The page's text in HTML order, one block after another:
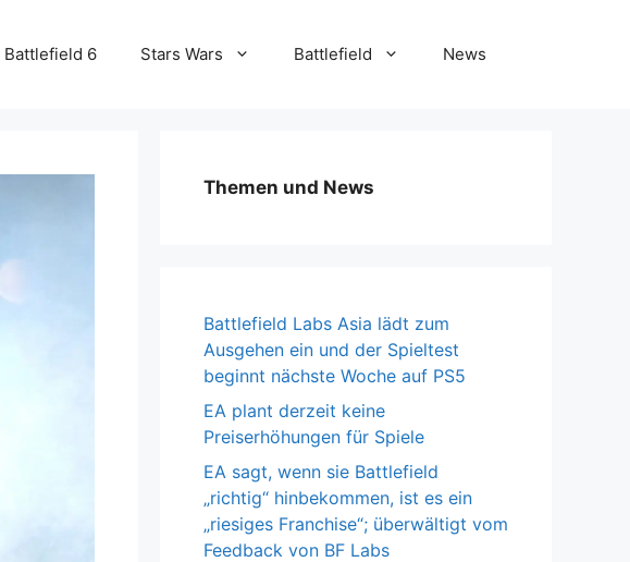
Battlefield 6 Stars Wars Battlefield News
Themen und News
Battlefield Labs Asia lädt zum
Ausgehen ein und der Spieltest
beginnt nächste Woche auf PS5
EA plant derzeit keine
Preiserhöhungen für Spiele
EA sagt, wenn sie Battlefield
„richtig“ hinbekommen, ist es ein
„riesiges Franchise“; überwältigt vom
Feedback von BF Labs